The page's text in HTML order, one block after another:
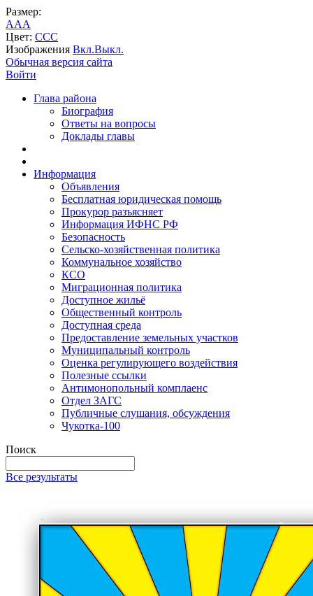
Размер:
AAA
Цвет: CCC
Изображения Вкл.Выкл.
Обычная версия сайта
Войти
Глава района
Биография
Ответы на вопросы
Доклады главы
Информация
Объявления
Бесплатная юридическая помощь
Прокурор разъясняет
Информация ИФНС РФ
Безопасность
Сельско-хозяйственная политика
Коммунальное хозяйство
КСО
Миграционная политика
Доступное жильё
Общественный контроль
Доступная среда
Предоставление земельных участков
Муниципальный контроль
Оценка регулирующего воздействия
Полезные ссылки
Антимонопольный комплаенс
Отдел ЗАГС
Публичные слушания, обсуждения
Чукотка-100
Поиск
Все результаты